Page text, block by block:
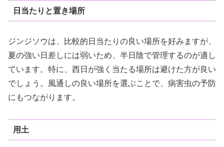
日当たりと置き場所
ジンジソウは、比較的日当たりの良い場所を好みますが、
夏の強い日差しには弱いため、半日陰で管理するのが適し
ています。特に、西日が強く当たる場所は避けた方が良い
でしょう。風通しの良い場所を選ぶことで、病害虫の予防
にもつながります。
用土